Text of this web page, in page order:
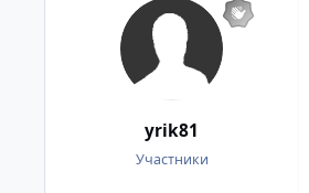
yrik81
Участники